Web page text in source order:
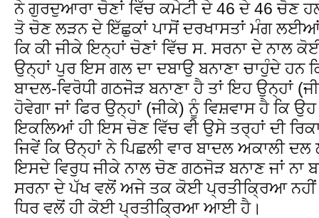
ਨੇ ਗੁਰਦੁਆਰਾ ਚੋਣਾਂ ਵਿੱਚ ਕਮੇਟੀ ਦੇ 46 ਦੇ 46 ਚੋਣ
ਤੋ ਚੋਣ ਲੜਨ ਦੇ ਇੱਛੁਕਾਂ ਪਾਸੋਂ ਦਰਖਾਸਤਾਂ ਮੰਗ ਲਈਆਂ
ਕਿ ਕੀ ਜੀਕੇ ਇਨ੍ਹਾਂ ਚੋਣਾਂ ਵਿੱਚ ਸ. ਸਰਨਾ ਦੇ ਨਾਲ
ਉਨ੍ਹਾਂ ਪੁਰ ਇਸ ਗਲ ਦਾ ਦਬਾਉ ਬਨਾਣਾ ਚਾਹੁੰਦੇ ਹਨ
ਬਾਦਲ-ਵਿਰੋਧੀ ਗਠਜੋੋੜ ਬਨਾਣਾ ਹੈ ਤਾਂ ਇਹ ਉਨ੍ਹਾਂ
ਹੋਵੇਗਾ ਜਾਂ ਫਿਰ ਉਨ੍ਹਾਂ (ਜੀਕੇ) ਨੂੰ ਵਿਸ਼ਵਾਸ ਹੈ ਕਿ
ਇਕਲਿਆਂ ਹੀ ਇਸ ਚੋਣ ਵਿੱਚ ਵੀ ਉਸੇ ਤਰ੍ਹਾਂ ਦੀ
ਜਿਵੇਂ ਕਿ ੳਨ੍ਹਾਂ ਨੇ ਪਿਛਲੀ ਵਾਰ ਬਾਦਲ ਅਕਾਲੀ
ਇਸਦੇ ਵਿਰੁਧ ਜੀਕੇ ਨਾਲ ਚੋਣ ਗਠਜੋੜ ਬਨਾਣ ਜਾਂ ਨਾ
ਸਰਨਾ ਦੇ ਪੱਖ ਵਲੋਂ ਅਜੇ ਤਕ ਕੋਈ ਪ੍ਰਤੀਕ੍ਰਿਆ ਨਹੀਂ
ਧਿਰ ਵਲੋਂ ਹੀ ਕੋਈ ਪ੍ਰਤੀਕ੍ਰਿਆ ਆਈ ਹੈ।